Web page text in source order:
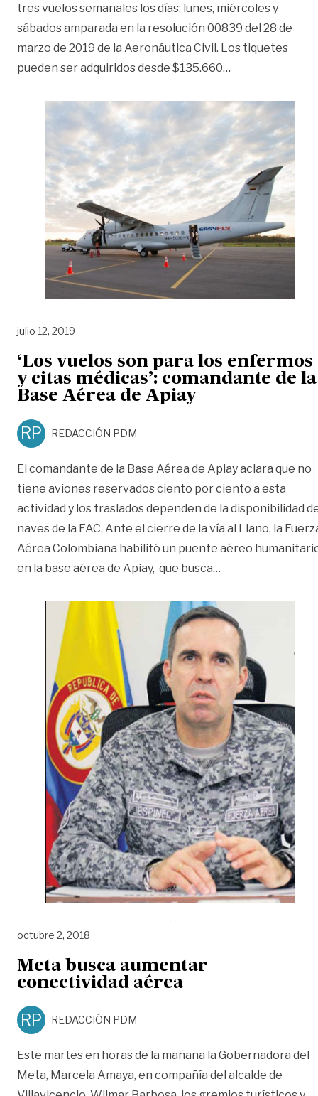
tres vuelos semanales los días: lunes, miércoles y
sábados amparada en la resolución 00839 del 28 de
marzo de 2019 de la Aeronáutica Civil. Los tiquetes
pueden ser adquiridos desde $135.660…
julio 12, 2019
‘Los vuelos son para los enfermos
y citas médicas’: comandante de la
Base Aérea de Apiay
RP REDACCIÓN PDM
El comandante de la Base Aérea de Apiay aclara que no
tiene aviones reservados ciento por ciento a esta
actividad y los traslados dependen de la disponibilidad
naves de la FAC. Ante el cierre de la vía al Llano, la
Aérea Colombiana habilitó un puente aéreo
en la base aérea de Apiay, que busca…
octubre 2, 2018
Meta busca aumentar
conectividad aérea
RP REDACCIÓN PDM
Este martes en horas de la mañana la Gobernadora del
Meta, Marcela Amaya, en compañía del alcalde de